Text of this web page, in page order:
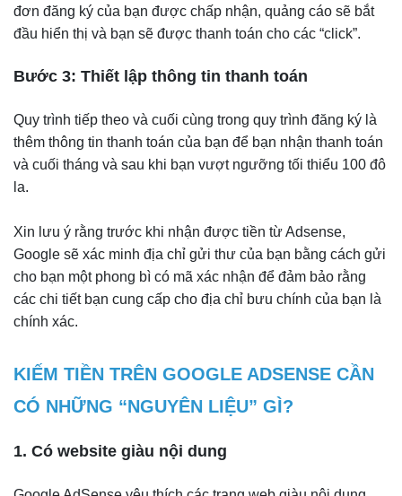
đơn đăng ký của bạn được chấp nhận, quảng cáo sẽ bắt
đầu hiển thị và bạn sẽ được thanh toán cho các “click”.
Bước 3: Thiết lập thông tin thanh toán
Quy trình tiếp theo và cuối cùng trong quy trình đăng ký là
thêm thông tin thanh toán của bạn để bạn nhận thanh toán
và cuối tháng và sau khi bạn vượt ngưỡng tối thiểu 100 đô
la.
Xin lưu ý rằng trước khi nhận được tiền từ Adsense,
Google sẽ xác minh địa chỉ gửi thư của bạn bằng cách gửi
cho bạn một phong bì có mã xác nhận để đảm bảo rằng
các chi tiết bạn cung cấp cho địa chỉ bưu chính của bạn là
chính xác.
KIẾM TIỀN TRÊN GOOGLE ADSENSE CẦN
CÓ NHỮNG “NGUYÊN LIỆU” GÌ?
1. Có website giàu nội dung